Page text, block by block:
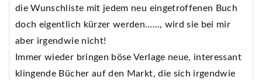
die Wunschliste mit jedem neu eingetroffenen Buch
doch eigentlich kürzer werden……, wird sie bei mir
aber irgendwie nicht!
Immer wieder bringen böse Verlage neue, interessant
klingende Bücher auf den Markt, die sich irgendwie